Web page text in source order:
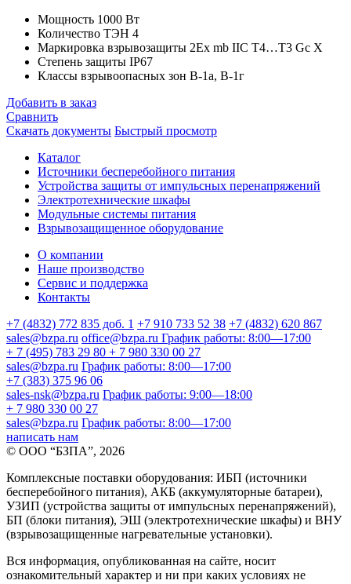
Мощность 1000 Вт
Количество ТЭН 4
Маркировка взрывозащиты 2Ex mb IIC T4…T3 Gc X
Степень защиты IP67
Классы взрывоопасных зон В-1а, В-1г
Добавить в заказ
Сравнить
Скачать документы Быстрый просмотр
Каталог
Источники бесперебойного питания
Устройства защиты от импульсных перенапряжений
Электротехнические шкафы
Модульные системы питания
Взрывозащищенное оборудование
О компании
Наше производство
Сервис и поддержка
Контакты
+7 (4832) 772 835 доб. 1 +7 910 733 52 38 +7 (4832) 620 867
sales@bzpa.ru office@bzpa.ru График работы: 8:00—17:00
+ 7 (495) 783 29 80 + 7 980 330 00 27
sales@bzpa.ru График работы: 8:00—17:00
+7 (383) 375 96 06
sales-nsk@bzpa.ru График работы: 9:00—18:00
+ 7 980 330 00 27
sales@bzpa.ru График работы: 8:00—17:00
написать нам
© ООО “БЗПА”, 2026
Комплексные поставки оборудования: ИБП (источники
бесперебойного питания), АКБ (аккумуляторные батареи),
УЗИП (устройства защиты от импульсных перенапряжений),
БП (блоки питания), ЭШ (электротехнические шкафы) и ВНУ
(взрывозащищенные нагревательные установки).
Вся информация, опубликованная на сайте, носит
ознакомительный характер и ни при каких условиях не